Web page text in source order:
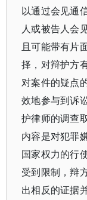
以通过会见通
人或被告人会
且可能带有片
择，对辩护方
对案件的疑点
效地参与到诉
护律师的调查
内容是对犯罪
国家权力的行
受到限制，辩
出相反的证据